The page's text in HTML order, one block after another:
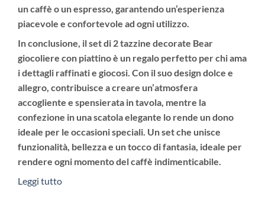
un caffè o un espresso, garantendo un’esperienza
piacevole e confortevole ad ogni utilizzo.
In conclusione, ilset di 2 tazzine decorate Bear
giocoliere con piattinoè un regalo perfetto per chi ama
i dettagli raffinati e giocosi. Con il suo design dolce e
allegro, contribuisce a creare un’atmosfera
accogliente e spensierata in tavola, mentre la
confezione in una scatola elegante lo rende un dono
ideale per le occasioni speciali. Un set che unisce
funzionalità, bellezza e un tocco di fantasia, ideale per
rendere ogni momento del caffè indimenticabile.
Leggi tutto